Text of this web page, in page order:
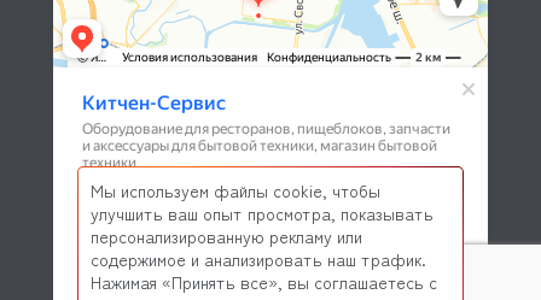
Мы используем файлы cookie, чтобы
улучшить ваш опыт просмотра, показывать
персонализированную рекламу или
содержимое и анализировать наш трафик.
Нажимая «Принять все», вы соглашаетесь с